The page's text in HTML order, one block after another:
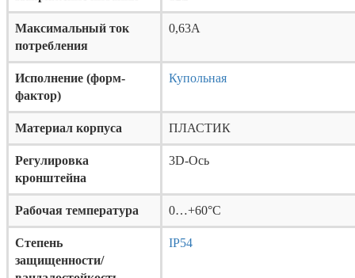
Максимальный ток
потребления
0,63А
Исполнение (форм-
фактор)
Купольная
Материал корпуса ПЛАСТИК
Регулировка
кронштейна
3D-Ось
Рабочая температура 0…+60°С
Степень
защищенности/
IP54